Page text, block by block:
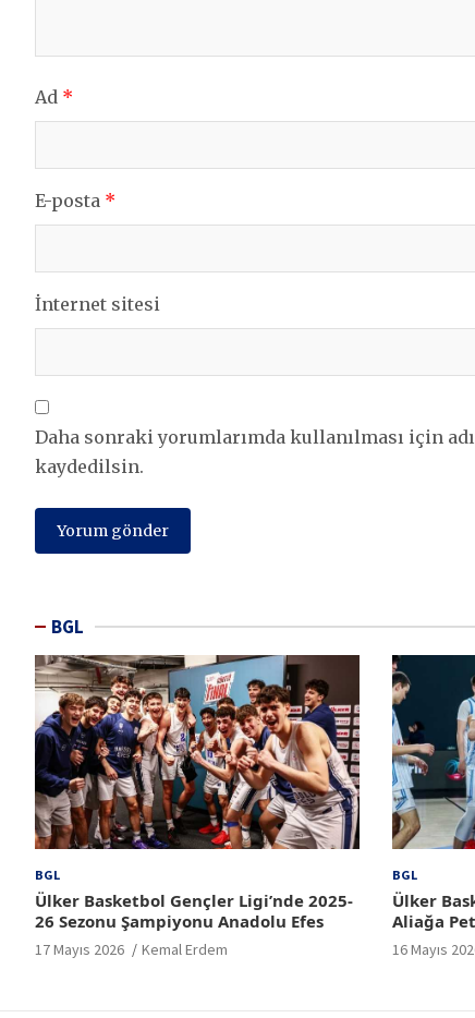
Ad *
E-posta *
İnternet sitesi
Daha sonraki yorumlarımda kullanılması için
kaydedilsin.
BGL
BGL
Ülker Basketbol Gençler Ligi’nde 2025-
26 Sezonu Şampiyonu Anadolu Efes
17 Mayıs 2026 Kemal Erdem
BGL
Ülker
Aliağa
16 Mayıs